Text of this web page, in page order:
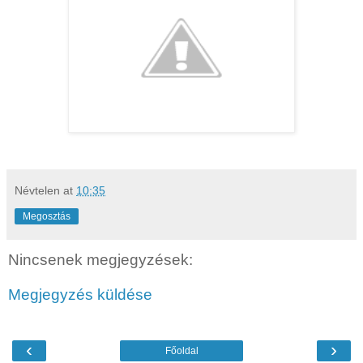
Névtelen at 10:35
Megosztás
Nincsenek megjegyzések:
Megjegyzés küldése
‹ ›
Főoldal